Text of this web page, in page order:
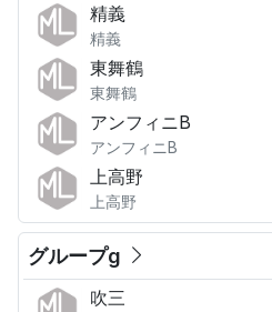
精義
精義
東舞鶴
東舞鶴
アンフィニB
アンフィニB
上高野
上高野
グループg
吹三